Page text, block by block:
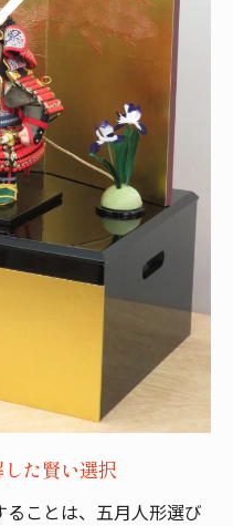
た賢い選択
ことは、五月人形選び